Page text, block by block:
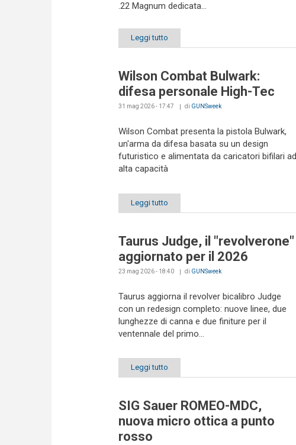
.22 Magnum dedicata...
Leggi tutto
Wilson Combat Bulwark:
difesa personale High-Tec
31 mag 2026 - 17:47 di GUNSweek
Wilson Combat presenta la pistola Bulwark,
un'arma da difesa basata su un design
futuristico e alimentata da caricatori bifilari ad
alta capacità
Leggi tutto
Taurus Judge, il "revolverone"
aggiornato per il 2026
23 mag 2026 - 18:40 di GUNSweek
Taurus aggiorna il revolver bicalibro Judge
con un redesign completo: nuove linee, due
lunghezze di canna e due finiture per il
ventennale del primo...
Leggi tutto
SIG Sauer ROMEO-MDC,
nuova micro ottica a punto
rosso